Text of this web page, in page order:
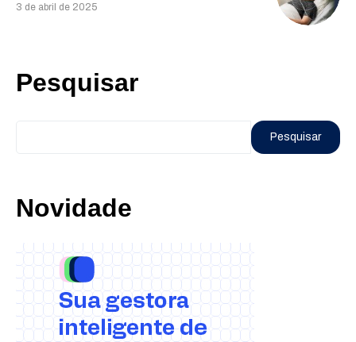
3 de abril de 2025
Pesquisar
Pesquisar
Novidade